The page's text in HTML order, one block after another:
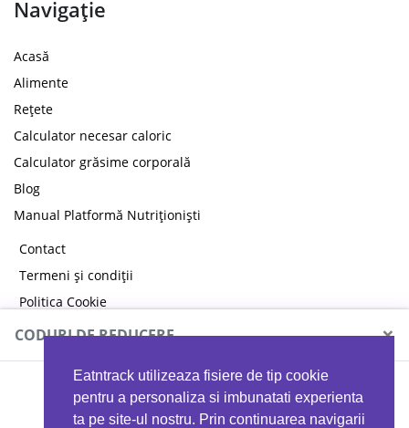
Eatntrack utilizeaza fisiere de tip cookie
pentru a personaliza si imbunatati experienta
ta pe site-ul nostru. Prin continuarea navigarii
Navigație
Acasă
Alimente
Rețete
Calculator necesar caloric
Calculator grăsime corporală
Blog
Manual Platformă Nutriționiști
Contact
Termeni și condiții
Politica Cookie
Politica de confidențialitate
CODURI DE REDUCERE ×
MYPROTEIN